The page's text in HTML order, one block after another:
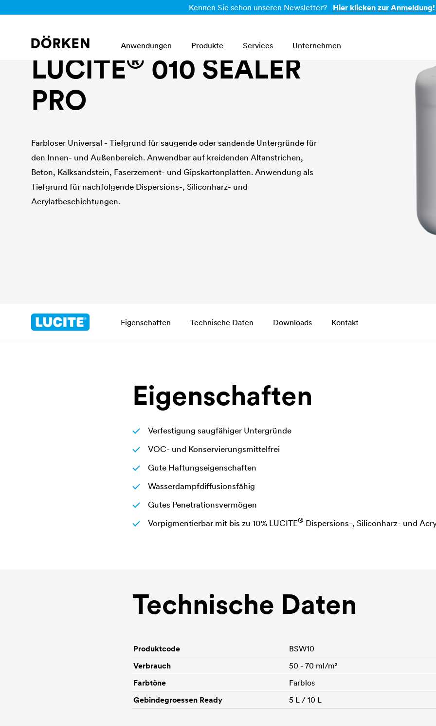
Kennen Sie schon unseren Newsletter? Hier klicken zur Anmeldung!
Anwendungen Produkte Services Unternehmen
Innenwandfarben|fassadenfarbe
LUCITE® 010 SEALER
PRO
Farbloser Universal - Tiefgrund für saugende oder sandende Untergründe für
den Innen- und Außenbereich. Anwendbar auf kreidenden Altanstrichen,
Beton, Kalksandstein, Faserzement- und Gipskartonplatten. Anwendung als
Tiefgrund für nachfolgende Dispersions-, Siliconharz- und
Acrylatbeschichtungen.
Eigenschaften Technische Daten Downloads Kontakt
Eigenschaften
Verfestigung saugfähiger Untergründe
VOC- und Konservierungsmittelfrei
Gute Haftungseigenschaften
Wasserdampfdiffusionsfähig
Gutes Penetrationsvermögen
Vorpigmentierbar mit bis zu 10% LUCITE® Dispersions-, Siliconharz- und
Technische Daten
Produktcode
BSW10
Verbrauch
50 - 70 ml/m²
Farbtöne
Farblos
Gebindegroessen Ready
5 L / 10 L